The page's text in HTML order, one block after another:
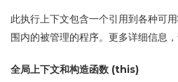
此执行上下文包含一个引用到各种可
围内的被管理的程序。更多详细信息
全局上下文和构造函数 (this)